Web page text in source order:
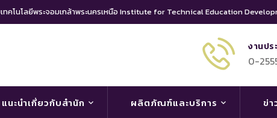
คโนโลยีพระจอมเกล้าพระนครเหนือ Institute for Technical Education
งานป
0-
แนะนำเกี่ยวกับสำนัก ผลิตภัณฑ์และบริการ ข่